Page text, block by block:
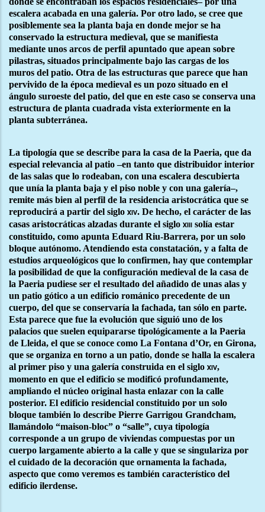
escalera acabada en una galería. Por otro lado, se cree que
posiblemente sea la planta baja en donde mejor se ha
conservado la estructura medieval, que se manifiesta
mediante unos arcos de perfil apuntado que apean sobre
pilastras, situados principalmente bajo las cargas de los
muros del patio. Otra de las estructuras que parece que han
pervivido de la época medieval es un pozo situado en el
ángulo suroeste del patio, del que en este caso se conserva una
estructura de planta cuadrada vista exteriormente en la
planta subterránea.
La tipología que se describe para la casa de la Paeria, que da
especial relevancia al patio –en tanto que distribuidor interior
de las salas que lo rodeaban, con una escalera descubierta
que unía la planta baja y el piso noble y con una galería–,
remite más bien al perfil de la residencia aristocrática que se
reproducirá a partir del siglo xiv. De hecho, el carácter de las
casas aristocráticas alzadas durante el siglo xiii solía estar
constituido, como apunta Eduard Riu-Barrera, por un solo
bloque autónomo. Atendiendo esta constatación, y a falta de
estudios arqueológicos que lo confirmen, hay que contemplar
la posibilidad de que la configuración medieval de la casa de
la Paeria pudiese ser el resultado del añadido de unas alas y
un patio gótico a un edificio románico precedente de un
cuerpo, del que se conservaría la fachada, tan sólo en parte.
Esta parece que fue la evolución que siguió uno de los
palacios que suelen equipararse tipológicamente a la Paeria
de Lleida, el que se conoce como La Fontana d’Or, en Girona,
que se organiza en torno a un patio, donde se halla la escalera
al primer piso y una galería construida en el siglo xiv,
momento en que el edificio se modificó profundamente,
ampliando el núcleo original hasta enlazar con la calle
posterior. El edificio residencial constituido por un solo
bloque también lo describe Pierre Garrigou Grandcham,
llamándolo “maison-bloc” o “salle”, cuya tipología
corresponde a un grupo de viviendas compuestas por un
cuerpo largamente abierto a la calle y que se singulariza por
el cuidado de la decoración que ornamenta la fachada,
aspecto que como veremos es también característico del
edificio ilerdense.